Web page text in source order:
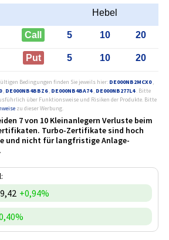
Hebel
Call 5 10 20
Put 5 10 20
Bedingungen finden Sie jeweils hier: DE000NB2MCX0,
, DE000NB4BBZ6, DE000NB4BA74, DE000NB277L4. Bitte
über Funktionsweise und Risiken der Produkte. Bitte
zu dieser Werbung.
7 von 10 Kleinanlegern Verluste beim
Turbo-Zertifikate sind hoch
und nicht für langfristige Anlage­
+0,94%